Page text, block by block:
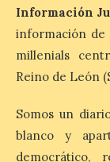
Cruz
Gran
con 33
incluidos
los dos
de semana
10 Ago 2026
Información
información de
millenials
Reino de León
Somos un
blanco y
democrático,